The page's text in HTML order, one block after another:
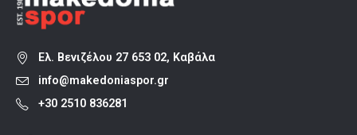
Ελ. Βενιζέλου 27 653 02, Καβάλα
info@makedoniaspor.gr
+30 2510 836281